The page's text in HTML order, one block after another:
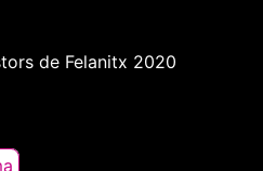
de Felanitx 2020